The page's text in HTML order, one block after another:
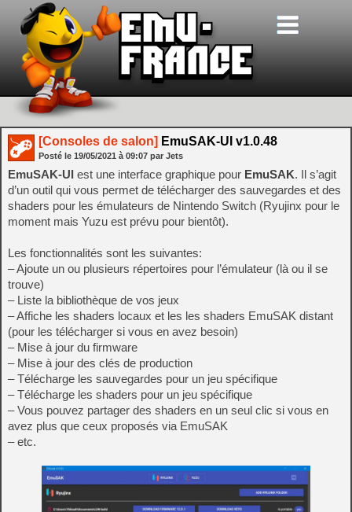
[Consoles de salon] EmuSAK-UI v1.0.48
Posté le 19/05/2021 à 09:07 par Jets
EmuSAK-UI est une interface graphique pour EmuSAK. Il s’agit
d’un outil qui vous permet de télécharger des sauvegardes et des
shaders pour les émulateurs de Nintendo Switch (Ryujinx pour le
moment mais Yuzu est prévu pour bientôt).
Les fonctionnalités sont les suivantes:
– Ajoute un ou plusieurs répertoires pour l’émulateur (là ou il se
trouve)
– Liste la bibliothèque de vos jeux
– Affiche les shaders locaux et les les shaders EmuSAK distant
(pour les télécharger si vous en avez besoin)
– Mise à jour du firmware
– Mise à jour des clés de production
– Télécharge les sauvegardes pour un jeu spécifique
– Télécharge les shaders pour un jeu spécifique
– Vous pouvez partager des shaders en un seul clic si vous en
avez plus que ceux proposés via EmuSAK
– etc.